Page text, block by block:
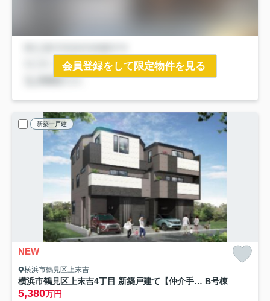
会員登録をして限定物件を見る
新築一戸建
NEW
横浜市鶴見区上末吉
横浜市鶴見区上末吉4丁目 新築戸建て【仲介手数料無料】 B号棟
5,380万円